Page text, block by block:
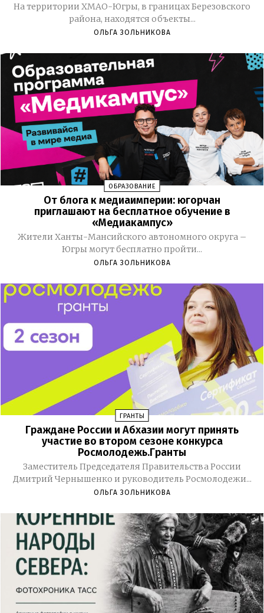
На территории ХМАО-Югры, в границах Березовского
района, находятся объекты...
ОЛЬГА ЗОЛЬНИКОВА
ОБРАЗОВАНИЕ
От блога к медиаимперии: югорчан
приглашают на бесплатное обучение в
«Медиакампус»
Жители Ханты-Мансийского автономного округа –
Югры могут бесплатно пройти...
ОЛЬГА ЗОЛЬНИКОВА
ГРАНТЫ
Граждане России и Абхазии могут принять
участие во втором сезоне конкурса
Росмолодежь.Гранты
Заместитель Председателя Правительства России
Дмитрий Чернышенко и руководитель Росмолодежи...
ОЛЬГА ЗОЛЬНИКОВА